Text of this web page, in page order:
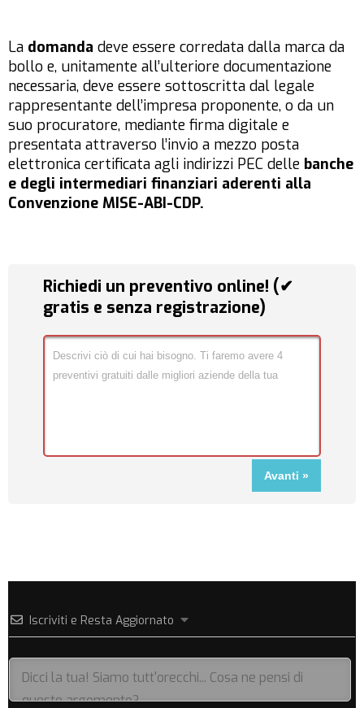
La domanda deve essere corredata dalla marca da
bollo e, unitamente all’ulteriore documentazione
necessaria, deve essere sottoscritta dal legale
rappresentante dell’impresa proponente, o da un
suo procuratore, mediante firma digitale e
presentata attraverso l’invio a mezzo posta
elettronica certificata agli indirizzi PEC delle banche
e degli intermediari finanziari aderenti alla
Convenzione MISE-ABI-CDP.
Richiedi un preventivo online! (✔
gratis e senza registrazione)
Iscriviti e Resta Aggiornato